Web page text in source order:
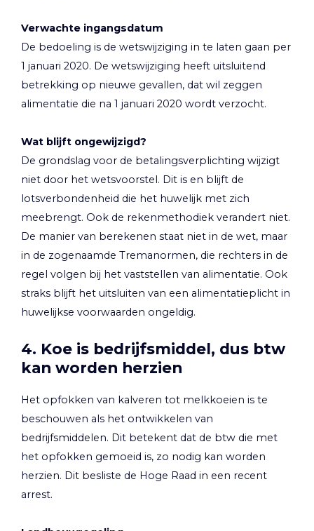
Verwachte ingangsdatum
De bedoeling is de wetswijziging in te laten gaan per
1 januari 2020. De wetswijziging heeft uitsluitend
betrekking op nieuwe gevallen, dat wil zeggen
alimentatie die na 1 januari 2020 wordt verzocht.
Wat blijft ongewijzigd?
De grondslag voor de betalingsverplichting wijzigt
niet door het wetsvoorstel. Dit is en blijft de
lotsverbondenheid die het huwelijk met zich
meebrengt. Ook de rekenmethodiek verandert niet.
De manier van berekenen staat niet in de wet, maar
in de zogenaamde Tremanormen, die rechters in de
regel volgen bij het vaststellen van alimentatie. Ook
straks blijft het uitsluiten van een alimentatieplicht in
huwelijkse voorwaarden ongeldig.
4. Koe is bedrijfsmiddel, dus btw
kan worden herzien
Het opfokken van kalveren tot melkkoeien is te
beschouwen als het ontwikkelen van
bedrijfsmiddelen. Dit betekent dat de btw die met
het opfokken gemoeid is, zo nodig kan worden
herzien. Dit besliste de Hoge Raad in een recent
arrest.